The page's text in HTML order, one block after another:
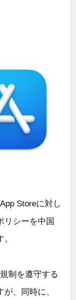
Storeに対し
リシーを中国
制を遵守する
、同時に、